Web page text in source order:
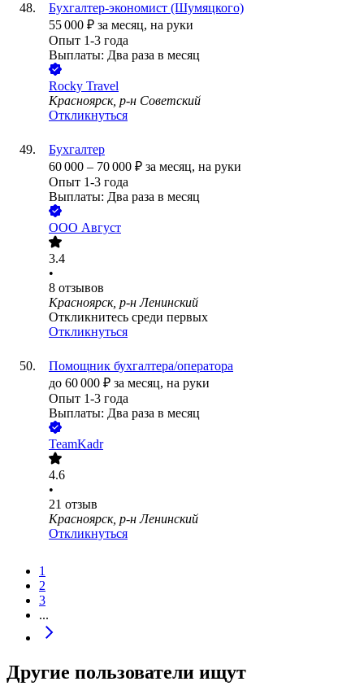
Бухгалтер-экономист (Шумяцкого)
55 000 ₽ за месяц, на руки
Опыт 1-3 года
Выплаты: Два раза в месяц
Rocky Travel
Красноярск, р-н Советский
Откликнуться
Бухгалтер
60 000 – 70 000 ₽ за месяц, на руки
Опыт 1-3 года
Выплаты: Два раза в месяц
ООО Август
3.4
•
8 отзывов
Красноярск, р-н Ленинский
Откликнитесь среди первых
Откликнуться
Помощник бухгалтера/оператора
до 60 000 ₽ за месяц, на руки
Опыт 1-3 года
Выплаты: Два раза в месяц
TeamKadr
4.6
•
21 отзыв
Красноярск, р-н Ленинский
Откликнуться
1
2
3
...
Другие пользователи ищут